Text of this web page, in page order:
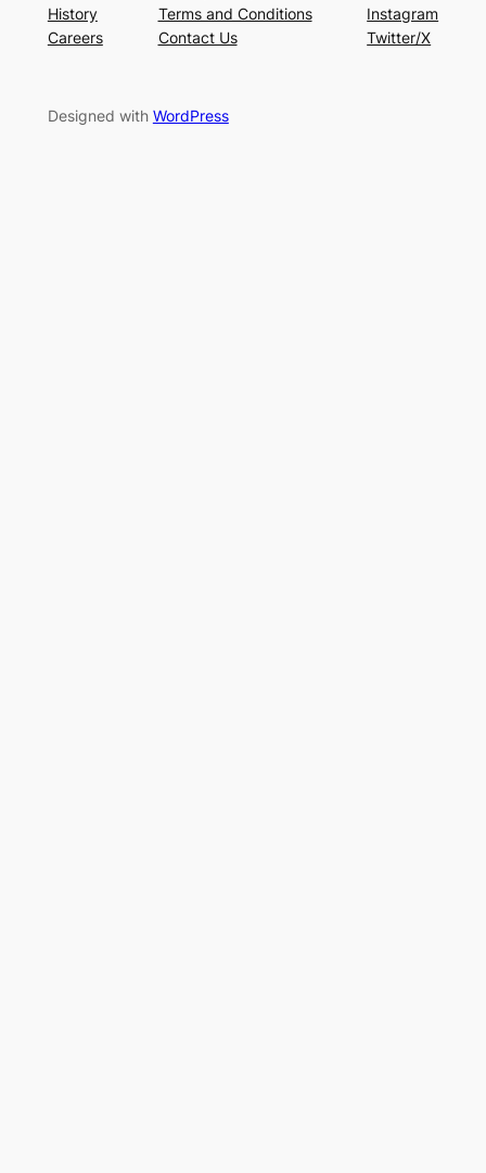
History
Careers
Terms and Conditions
Contact Us
Instagram
Twitter/X
Designed with WordPress